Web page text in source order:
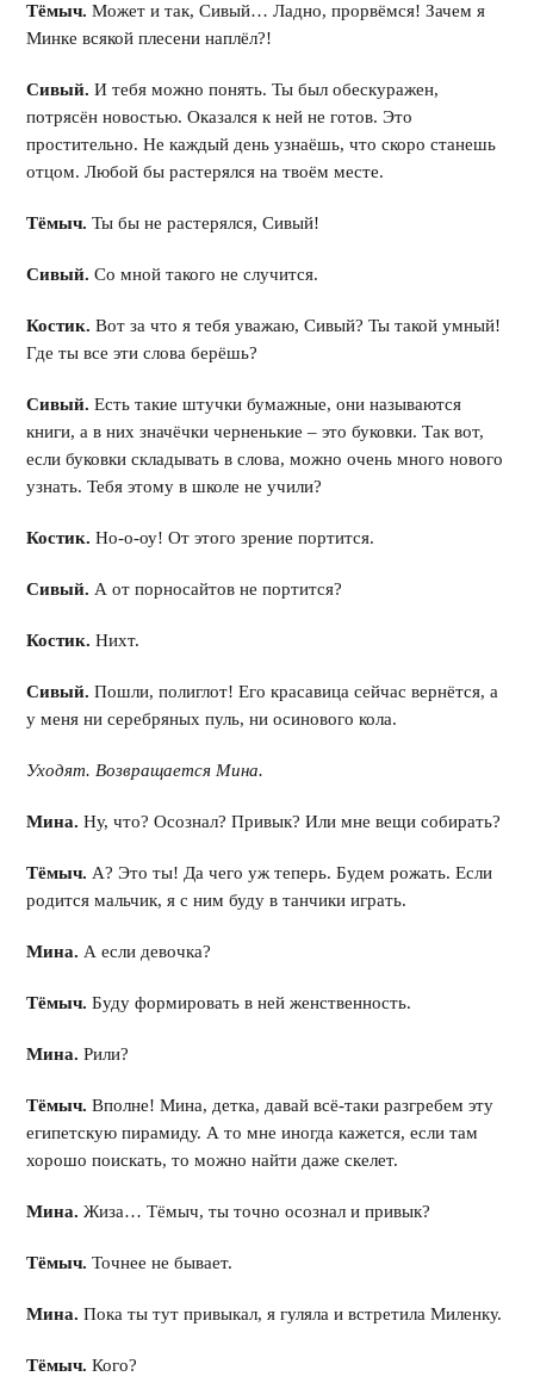
Тёмыч. Может и так, Сивый… Ладно, прорвёмся! Зачем я
Минке всякой плесени наплёл?!
Сивый. И тебя можно понять. Ты был обескуражен,
потрясён новостью. Оказался к ней не готов. Это
простительно. Не каждый день узнаёшь, что скоро станешь
отцом. Любой бы растерялся на твоём месте.
Тёмыч. Ты бы не растерялся, Сивый!
Сивый. Со мной такого не случится.
Костик. Вот за что я тебя уважаю, Сивый? Ты такой умный!
Где ты все эти слова берёшь?
Сивый. Есть такие штучки бумажные, они называются
книги, а в них значёчки черненькие – это буковки. Так вот,
если буковки складывать в слова, можно очень много нового
узнать. Тебя этому в школе не учили?
Костик. Но-о-оу! От этого зрение портится.
Сивый. А от порносайтов не портится?
Костик. Нихт.
Сивый. Пошли, полиглот! Его красавица сейчас вернётся, а
у меня ни серебряных пуль, ни осинового кола.
Уходят. Возвращается Мина.
Мина. Ну, что? Осознал? Привык? Или мне вещи собирать?
Тёмыч. А? Это ты! Да чего уж теперь. Будем рожать. Если
родится мальчик, я с ним буду в танчики играть.
Мина. А если девочка?
Тёмыч. Буду формировать в ней женственность.
Мина. Рили?
Тёмыч. Вполне! Мина, детка, давай всё-таки разгребем эту
египетскую пирамиду. А то мне иногда кажется, если там
хорошо поискать, то можно найти даже скелет.
Мина. Жиза… Тёмыч, ты точно осознал и привык?
Тёмыч. Точнее не бывает.
Мина. Пока ты тут привыкал, я гуляла и встретила Миленку.
Тёмыч. Кого?